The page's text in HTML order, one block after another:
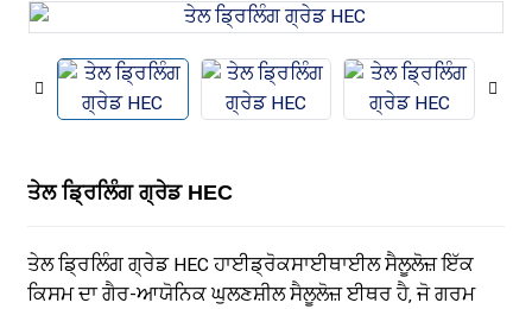
ਤੇਲ ਡ੍ਰਿਲਿੰਗ ਗ੍ਰੇਡ HEC
ਤੇਲ ਡ੍ਰਿਲਿੰਗ ਗ੍ਰੇਡ HEC ਹਾਈਡ੍ਰੋਕਸਾਈਥਾਈਲ ਸੈਲੂਲੋਜ਼ ਇੱਕ
ਕਿਸਮ ਦਾ ਗੈਰ-ਆਯੋਨਿਕ ਘੁਲਣਸ਼ੀਲ ਸੈਲੂਲੋਜ਼ ਈਥਰ ਹੈ, ਜੋ ਗਰਮ